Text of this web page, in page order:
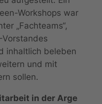
Workshops war
„Fachteams“,
inhaltlich beleben
und mit
sollen.
in der Arge